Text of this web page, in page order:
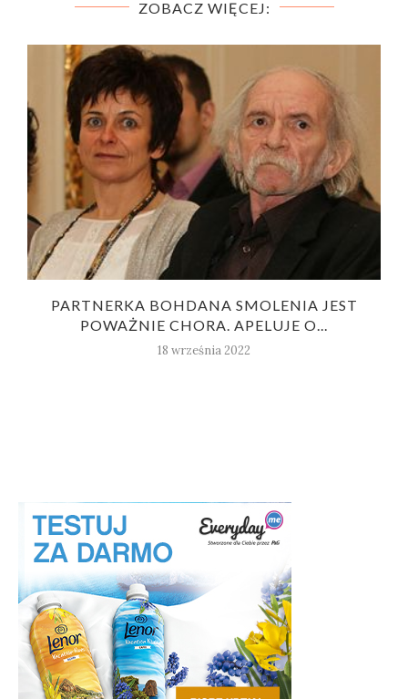
ZOBACZ WIĘCEJ:
PARTNERKA BOHDANA SMOLENIA JEST
POWAŻNIE CHORA. APELUJE O...
18 września 2022